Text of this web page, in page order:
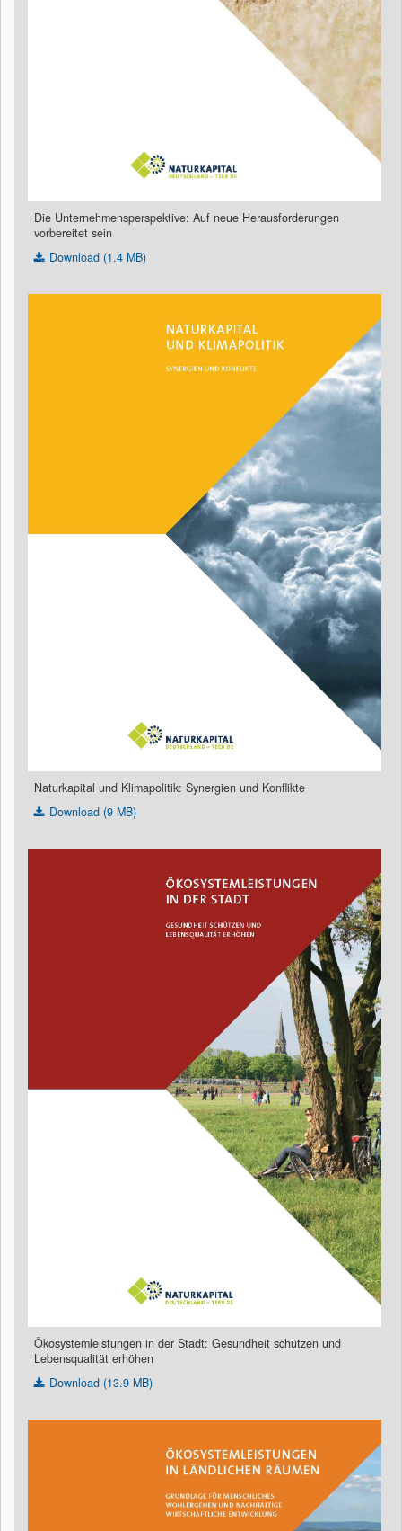
Die Unternehmensperspektive: Auf neue Herausforderungen
vorbereitet sein
Download (1.4 MB)
Naturkapital und Klimapolitik: Synergien und Konflikte
Download (9 MB)
Ökosystemleistungen in der Stadt: Gesundheit schützen und
Lebensqualität erhöhen
Download (13.9 MB)